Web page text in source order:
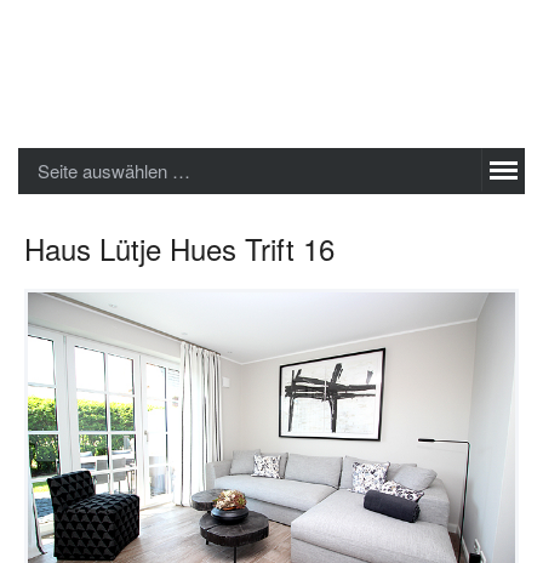
Seite auswählen …
Haus Lütje Hues Trift 16